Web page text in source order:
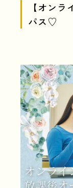
企業の方
入学案内
LINE
情報の
個人情報
【オン
パス♡